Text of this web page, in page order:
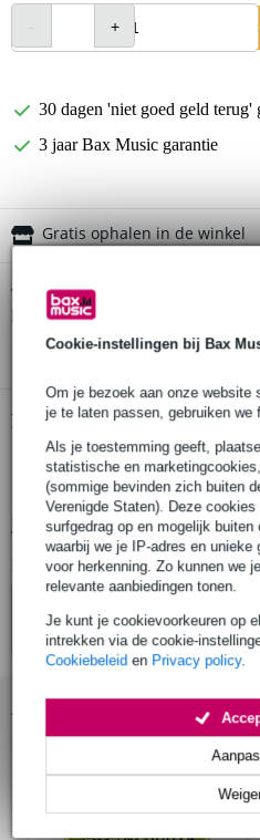
Cookie-instellingen bij Bax
Om je bezoek aan onze website
je te laten passen, gebruiken we
Als je toestemming geeft,
statistische en
(sommige bevinden zich buiten
Verenigde Staten). Deze
surfgedrag op en mogelijk
waarbij we je IP-adres en unieke
voor herkenning. Zo kunnen we
relevante aanbiedingen tonen.
Je kunt je cookievoorkeuren op
intrekken via de cookie-
Cookiebeleid en Privacy policy.
30 dagen 'niet goed geld terug'
3 jaar Bax Music garantie
Gratis ophalen in de winkel
Twijfel je of de
past? Doe de check.
Start
Productinformatie
gitaarband The Orange Lily
materiaal: hoogkwalitatief textiel
Bekijk alle productspecificaties
Bekijk ook eens (4)
Accessoires (53)